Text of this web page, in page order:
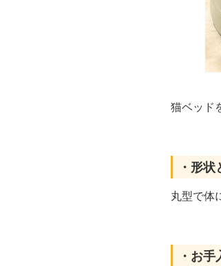
猫ベッド
・形
丸型で体
・お